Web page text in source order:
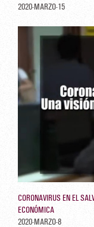
2020-MARZO-15
CORONAVIRUS EN EL
ECONÓMICA
2020-MARZO-8